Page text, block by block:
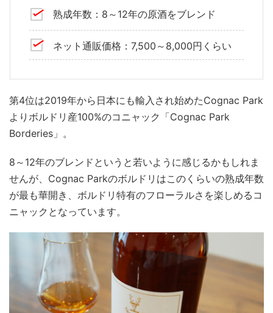
熟成年数：8～12年の原酒をブレンド
ネット通販価格：7,500～8,000円くらい
第4位は2019年から日本にも輸入され始めたCognac Park
よりボルドリ産100%のコニャック「Cognac Park
Borderies」。
8～12年のブレンドというと若いように感じるかもしれま
せんが、Cognac Parkのボルドリはこのくらいの熟成年数
が最も華開き、ボルドリ特有のフローラルさを楽しめるコ
ニャックとなっています。